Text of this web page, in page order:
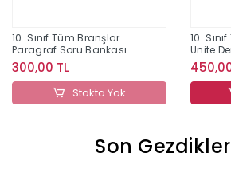
10. Sınıf Tüm Branşlar
Paragraf Soru Bankası
Editör Yayınları
300,00 TL
Stokta Yok
10.
Ünite
Son